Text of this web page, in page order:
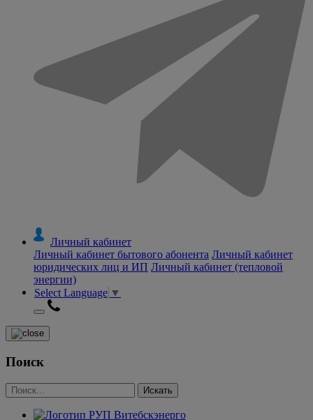
Личный кабинет
Личный кабинет бытового абонента Личный кабинет
юридических лиц и ИП Личный кабинет (тепловой
энергии)
Select Language ▼
Поиск